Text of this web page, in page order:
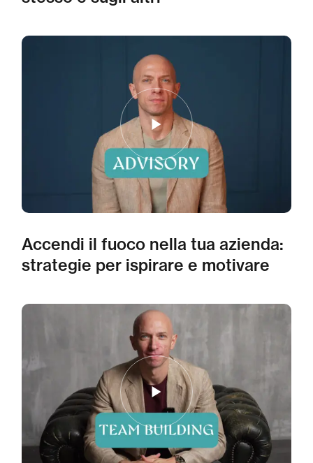
Accendi il fuoco nella tua azienda:
strategie per ispirare e motivare